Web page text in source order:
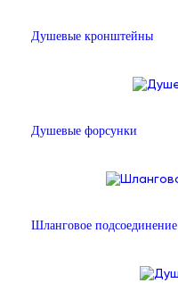
Душевые кронштейны
Душевые форсунки
Шланговое подсоединение